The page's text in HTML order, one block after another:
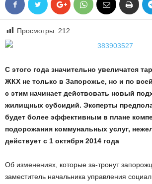
Просмотры: 212
С этого года значительно увеличатся
ЖКХ не только в Запорожье, но и по
с этим начинает действовать новый
жилищных субсидий. Эксперты
будет более эффективным в плане
подорожания коммунальных услуг,
действует с 1 октября 2014 года
Об изменениях, которые за-тронут
заместитель начальника управления